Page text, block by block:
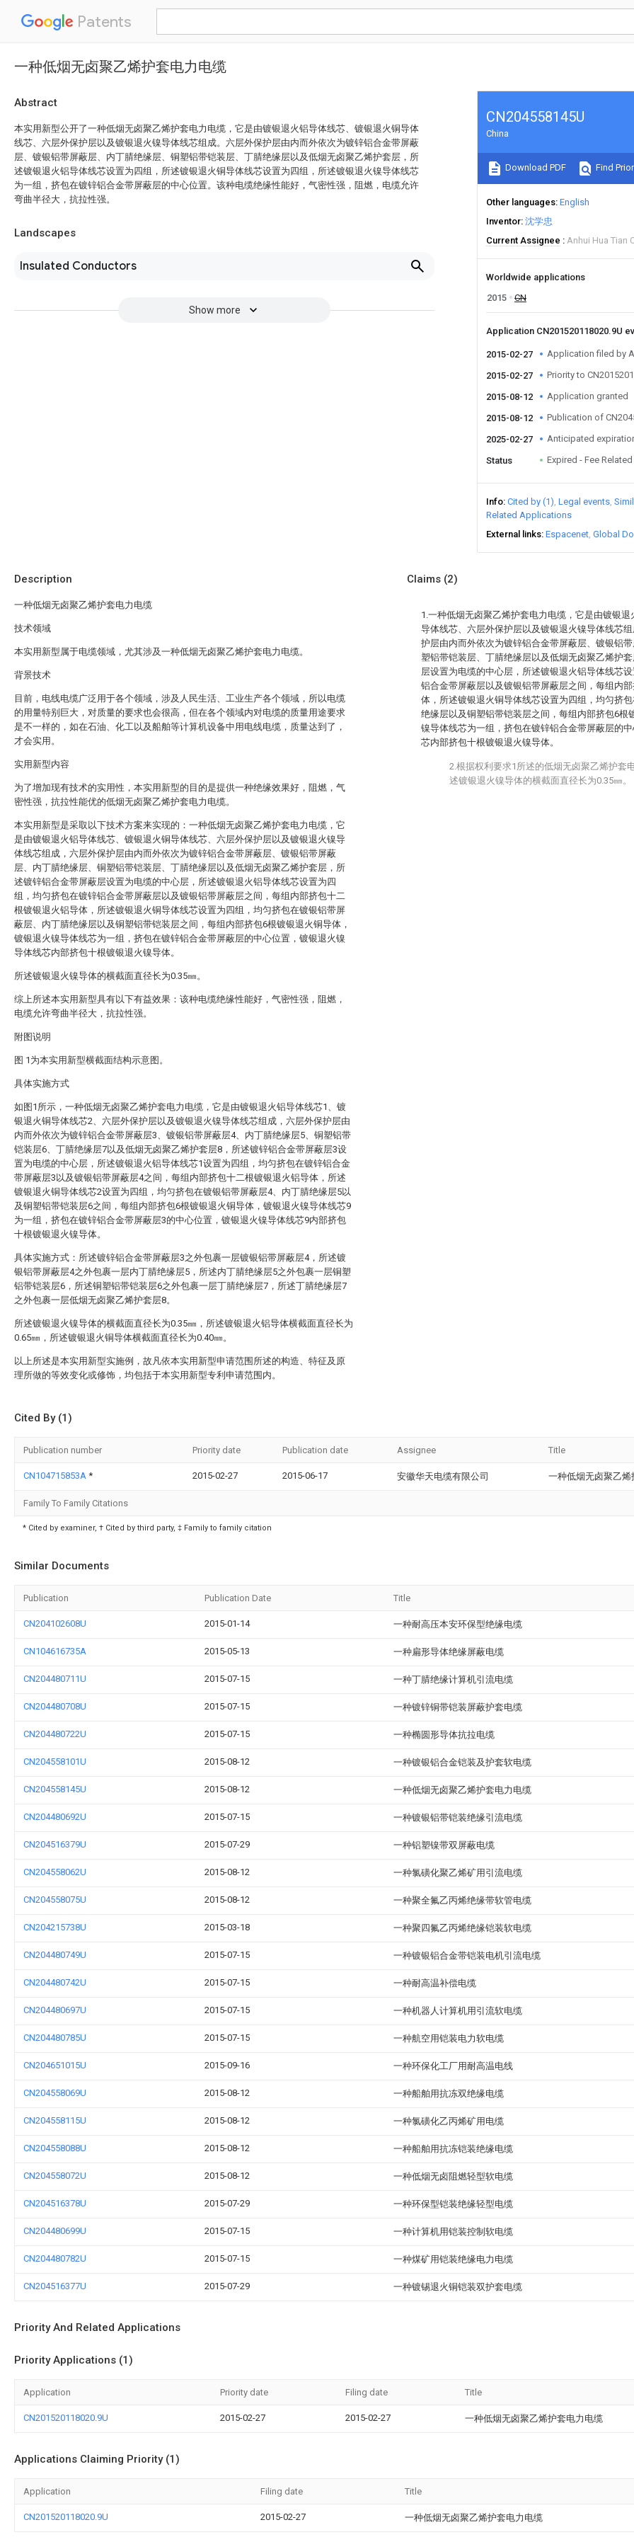
Patents
一种低烟无卤聚乙烯护套电力电缆
Abstract
本实用新型公开了一种低烟无卤聚乙烯护套电力电缆，它是由镀银退火铝导体线芯、镀银退火铜导体
线芯、六层外保护层以及镀银退火镍导体线芯组成。六层外保护层由内而外依次为镀锌铝合金带屏蔽
层、镀银铝带屏蔽层、内丁腈绝缘层、铜塑铝带铠装层、丁腈绝缘层以及低烟无卤聚乙烯护套层，所
述镀银退火铝导体线芯设置为四组，所述镀银退火铜导体线芯设置为四组，所述镀银退火镍导体线芯
为一组，挤包在镀锌铝合金带屏蔽层的中心位置。该种电缆绝缘性能好，气密性强，阻燃，电缆允许
弯曲半径大，抗拉性强。
Landscapes
Insulated Conductors
Show more
CN204558145U
China
Download PDF Find
Other languages English
Inventor 沈学忠
Current Assignee
Anhui Hua Tian
Worldwide applications
2015
CN
Application CN201520118020.9U
2015-02-27 Application filed by
2015-02-27 Priority to
2015-08-12 Application granted
2015-08-12 Publication of
2025-02-27 Anticipated
Status Expired - Fee Related
Info Cited by (1) Legal events
Related Applications
External links Espacenet Global
Description
一种低烟无卤聚乙烯护套电力电缆
技术领域
本实用新型属于电缆领域，尤其涉及一种低烟无卤聚乙烯护套电力电缆。
背景技术
目前，电线电缆广泛用于各个领域，涉及人民生活、工业生产各个领域，所以电缆
的用量特别巨大，对质量的要求也会很高，但在各个领域内对电缆的质量用途要求
是不一样的，如在石油、化工以及船舶等计算机设备中用电线电缆，质量达到了，
才会实用。
实用新型内容
为了增加现有技术的实用性，本实用新型的目的是提供一种绝缘效果好，阻燃，气
密性强，抗拉性能优的低烟无卤聚乙烯护套电力电缆。
本实用新型是采取以下技术方案来实现的：一种低烟无卤聚乙烯护套电力电缆，它
是由镀银退火铝导体线芯、镀银退火铜导体线芯、六层外保护层以及镀银退火镍导
体线芯组成，六层外保护层由内而外依次为镀锌铝合金带屏蔽层、镀银铝带屏蔽
层、内丁腈绝缘层、铜塑铝带铠装层、丁腈绝缘层以及低烟无卤聚乙烯护套层，所
述镀锌铝合金带屏蔽层设置为电缆的中心层，所述镀银退火铝导体线芯设置为四
组，均匀挤包在镀锌铝合金带屏蔽层以及镀银铝带屏蔽层之间，每组内部挤包十二
根镀银退火铝导体，所述镀银退火铜导体线芯设置为四组，均匀挤包在镀银铝带屏
蔽层、内丁腈绝缘层以及铜塑铝带铠装层之间，每组内部挤包6根镀银退火铜导体，
镀银退火镍导体线芯为一组，挤包在镀锌铝合金带屏蔽层的中心位置，镀银退火镍
导体线芯内部挤包十根镀银退火镍导体。
所述镀银退火镍导体的横截面直径长为0.35㎜。
综上所述本实用新型具有以下有益效果：该种电缆绝缘性能好，气密性强，阻燃，
电缆允许弯曲半径大，抗拉性强。
附图说明
图 1为本实用新型横截面结构示意图。
具体实施方式
如图1所示，一种低烟无卤聚乙烯护套电力电缆，它是由镀银退火铝导体线芯1、镀
银退火铜导体线芯2、六层外保护层以及镀银退火镍导体线芯组成，六层外保护层由
内而外依次为镀锌铝合金带屏蔽层3、镀银铝带屏蔽层4、内丁腈绝缘层5、铜塑铝带
铠装层6、丁腈绝缘层7以及低烟无卤聚乙烯护套层8，所述镀锌铝合金带屏蔽层3设
置为电缆的中心层，所述镀银退火铝导体线芯1设置为四组，均匀挤包在镀锌铝合金
带屏蔽层3以及镀银铝带屏蔽层4之间，每组内部挤包十二根镀银退火铝导体，所述
镀银退火铜导体线芯2设置为四组，均匀挤包在镀银铝带屏蔽层4、内丁腈绝缘层5以
及铜塑铝带铠装层6之间，每组内部挤包6根镀银退火铜导体，镀银退火镍导体线芯9
为一组，挤包在镀锌铝合金带屏蔽层3的中心位置，镀银退火镍导体线芯9内部挤包
十根镀银退火镍导体。
具体实施方式：所述镀锌铝合金带屏蔽层3之外包裹一层镀银铝带屏蔽层4，所述镀
银铝带屏蔽层4之外包裹一层内丁腈绝缘层5，所述内丁腈绝缘层5之外包裹一层铜塑
铝带铠装层6，所述铜塑铝带铠装层6之外包裹一层丁腈绝缘层7，所述丁腈绝缘层7
之外包裹一层低烟无卤聚乙烯护套层8。
所述镀银退火镍导体的横截面直径长为0.35㎜，所述镀银退火铝导体横截面直径长为
0.65㎜，所述镀银退火铜导体横截面直径长为0.40㎜。
以上所述是本实用新型实施例，故凡依本实用新型申请范围所述的构造、特征及原
理所做的等效变化或修饰，均包括于本实用新型专利申请范围内。
Claims (2)
1.一种低烟无卤聚乙烯护套电力电缆，它是由镀银
导体线芯、六层外保护层以及镀银退火镍导体线芯
护层由内而外依次为镀锌铝合金带屏蔽层、镀银铝
塑铝带铠装层、丁腈绝缘层以及低烟无卤聚乙烯护
层设置为电缆的中心层，所述镀银退火铝导体线芯
铝合金带屏蔽层以及镀银铝带屏蔽层之间，每组内
体，所述镀银退火铜导体线芯设置为四组，均匀挤
绝缘层以及铜塑铝带铠装层之间，每组内部挤包6根
镍导体线芯为一组，挤包在镀锌铝合金带屏蔽层的
芯内部挤包十根镀银退火镍导体。
2.根据权利要求1所述的低烟无卤聚乙烯护套
述镀银退火镍导体的横截面直径长为0.35㎜。
Cited By (1)
Publication number Priority date Publication date Assignee Title
CN104715853A * 2015-02-27 2015-06-17 安徽华天电缆有限公司 一种低烟无卤聚乙烯
Family To Family Citations
* Cited by examiner, † Cited by third party, ‡ Family to family citation
Similar Documents
Publication Publication Date Title
CN204102608U 2015-01-14 一种耐高压本安环保型绝缘电缆
CN104616735A 2015-05-13 一种扁形导体绝缘屏蔽电缆
CN204480711U 2015-07-15 一种丁腈绝缘计算机引流电缆
CN204480708U 2015-07-15 一种镀锌铜带铠装屏蔽护套电缆
CN204480722U 2015-07-15 一种椭圆形导体抗拉电缆
CN204558101U 2015-08-12 一种镀银铝合金铠装及护套软电缆
CN204558145U 2015-08-12 一种低烟无卤聚乙烯护套电力电缆
CN204480692U 2015-07-15 一种镀银铝带铠装绝缘引流电缆
CN204516379U 2015-07-29 一种铝塑镍带双屏蔽电缆
CN204558062U 2015-08-12 一种氯磺化聚乙烯矿用引流电缆
CN204558075U 2015-08-12 一种聚全氟乙丙烯绝缘带软管电缆
CN204215738U 2015-03-18 一种聚四氟乙丙烯绝缘铠装软电缆
CN204480749U 2015-07-15 一种镀银铝合金带铠装电机引流电缆
CN204480742U 2015-07-15 一种耐高温补偿电缆
CN204480697U 2015-07-15 一种机器人计算机用引流软电缆
CN204480785U 2015-07-15 一种航空用铠装电力软电缆
CN204651015U 2015-09-16 一种环保化工厂用耐高温电线
CN204558069U 2015-08-12 一种船舶用抗冻双绝缘电缆
CN204558115U 2015-08-12 一种氯磺化乙丙烯矿用电缆
CN204558088U 2015-08-12 一种船舶用抗冻铠装绝缘电缆
CN204558072U 2015-08-12 一种低烟无卤阻燃轻型软电缆
CN204516378U 2015-07-29 一种环保型铠装绝缘轻型电缆
CN204480699U 2015-07-15 一种计算机用铠装控制软电缆
CN204480782U 2015-07-15 一种煤矿用铠装绝缘电力电缆
CN204516377U 2015-07-29 一种镀锡退火铜铠装双护套电缆
Priority And Related Applications
Priority Applications (1)
Application Priority date Filing date Title
CN201520118020.9U 2015-02-27 2015-02-27 一种低烟无卤聚乙烯护套电力电缆
Applications Claiming Priority (1)
Application Filing date Title
CN201520118020.9U 2015-02-27 一种低烟无卤聚乙烯护套电力电缆